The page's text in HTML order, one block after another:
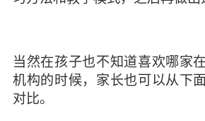
当然在孩子也不知道喜欢哪家
机构的时候，家长也可以从下
对比。